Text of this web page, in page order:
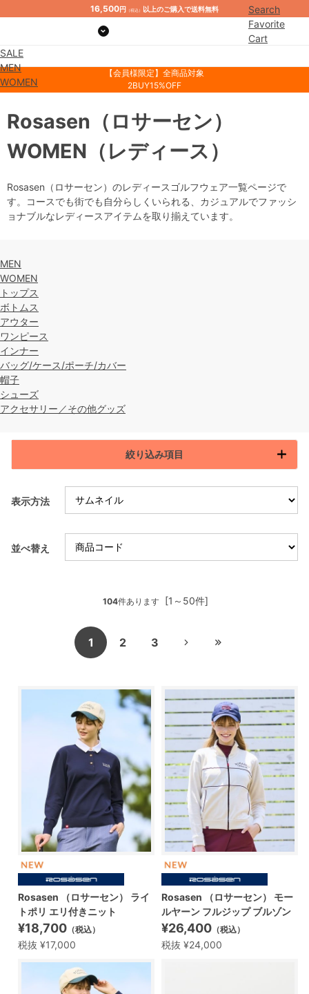
16,500円 （税込） 以上のご購入で送料無料
Search
Favorite
Cart
SALE
MEN
WOMEN
【会員様限定】全商品対象
2BUY15%OFF
WOMEN （レディース）
Rosasen （ロサーセン）
Rosasen（ロサーセン）のレディースゴルフウェア一覧ページで
す。コースでも街でも自分らしくいられる、カジュアルでファッシ
ョナブルなレディースアイテムを取り揃えています。
MEN
WOMEN
トップス
ボトムス
アウター
ワンピース
インナー
バッグ/ケース/ポーチ/カバー
帽子
シューズ
アクセサリー／その他グッズ
絞り込み項目
表示方法
並べ替え
[1～50件]
104件あります
1 2 3
Rosasen （ロサーセン） ライ
トポリ エリ付きニット
¥18,700 （税込）
税抜 ¥17,000
Rosasen （ロサーセン） モー
ルヤーン フルジップ ブルゾン
¥26,400 （税込）
税抜 ¥24,000